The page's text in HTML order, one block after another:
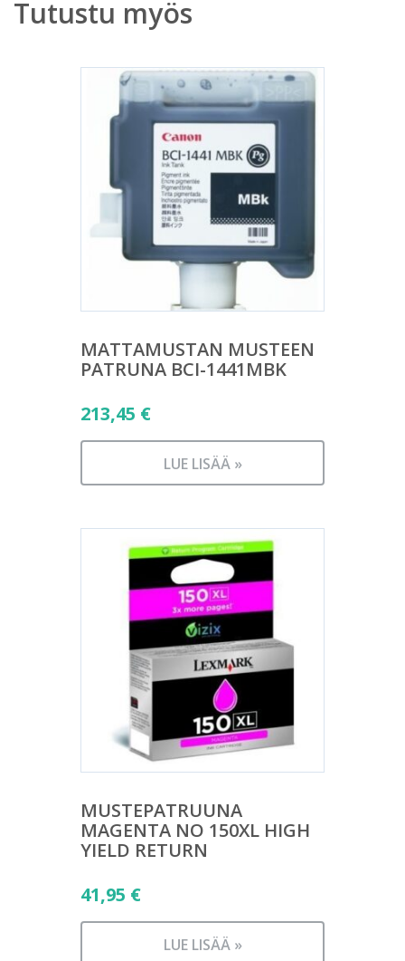
Tutustu myös
MATTAMUSTAN MUSTEEN
PATRUNA BCI-1441MBK
213,45 €
LUE LISÄÄ »
MUSTEPATRUUNA
MAGENTA NO 150XL HIGH
YIELD RETURN
41,95 €
LUE LISÄÄ »